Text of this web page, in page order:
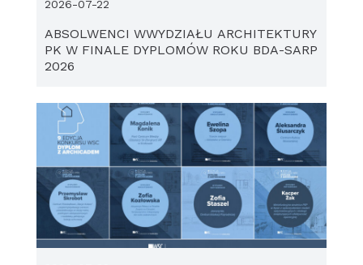
ABSOLWENCI WWYDZIAŁU ARCHITEKTURY
PK W FINALE DYPLOMÓW ROKU BDA-SARP
2026
2026-07-22